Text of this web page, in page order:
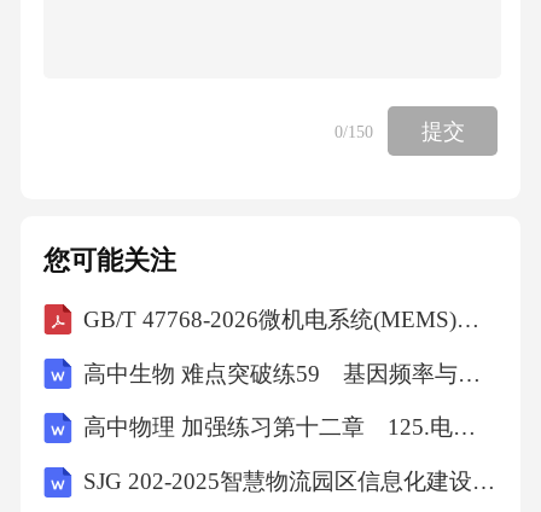
0/150 提交
您可能关注
GB/T 47768-2026微机电系统(MEMS)技术玻璃浆料键合强度的微型V形试验(MCT)测量方法
高中生物 难点突破练59 基因频率与基因型频率的相关计算
高中物理 加强练习第十二章 125.电磁感应中的线框模型(B)
SJG 202-2025智慧物流园区信息化建设与管理标准